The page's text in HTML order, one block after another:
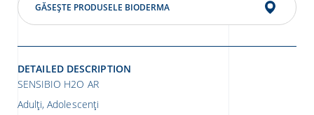
GĂSEȘTE PRODUSELE BIODERMA
DETAILED DESCRIPTION
SENSIBIO H2O AR
Adulți, Adolescenți